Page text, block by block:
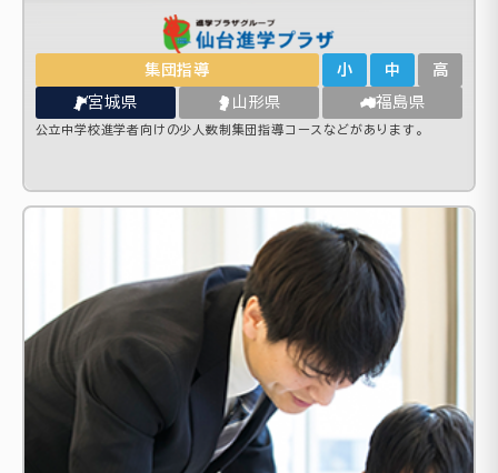
集団指導 小 中 高
宮城県 山形県 福島県
公立中学校進学者向けの少人数制集団指導コースなどがあります。